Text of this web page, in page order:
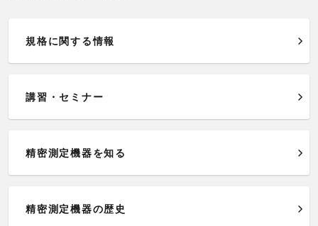
規格に関する情報
講習・セミナー
精密測定機器を知る
精密測定機器の歴史